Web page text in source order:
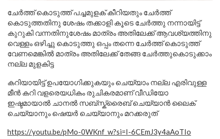
ചേർത്ത് കൊടുത്ത് പച്ചമുളക് കീറിയതും ചേർത്ത്
കൊടുത്തതിനു ശേഷം തക്കാളി കൂടെ ചേർത്തു നന്നായിട്ട്
കുറുകി വന്നതിനുശേഷം മാത്രം അതിലേക്ക് ആവശ്യത്തിനു
വെള്ളം ഒഴിച്ചു കൊടുത്തു ഒപ്പം തന്നെ ചേർത്ത് കൊടുത്ത്
വേണമെങ്കിൽ മാത്രം അതിലേക്ക് തേങ്ങ ചേർത്തുകൊടുക്കാം
നല്ല മുളകിട്ട
കറിയായിട്ട് ഉപയോഗിക്കുകയും ചെയ്യാം നല്ല എരിവുള്ള
മീൻ കറി വളരെയധികം രുചികരമാണ് വീഡിയോ
ഇഷ്ടമായാൽ ചാനൽ സബ്സ്ക്രൈബ് ചെയ്യാൻ ലൈക്
ചെയ്യാനും ഷെയർ ചെയ്യാനും മറക്കരുത്
https://youtu.be/pMo-0WKnf_w?si=I-6CEmJ3y4aAoTIo